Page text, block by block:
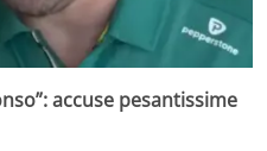
accuse pesantissime